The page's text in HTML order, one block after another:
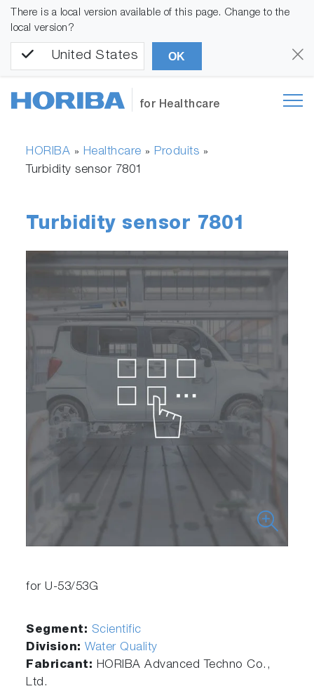
There is a local version available of this page. Change to the
local version?
United States OK
for Healthcare
HORIBA » Healthcare » Produits »
Turbidity sensor 7801
Turbidity sensor 7801
for U-53/53G
Segment: Scientific
Division:Water Quality
Fabricant: HORIBA Advanced Techno Co.,
Ltd.